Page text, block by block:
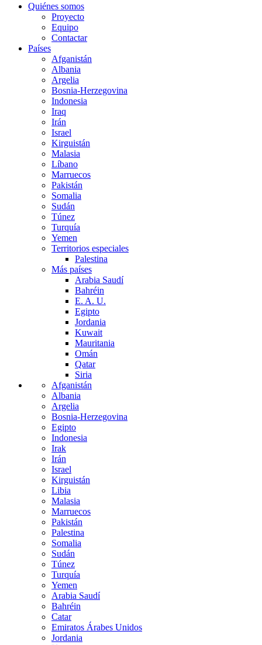
Quiénes somos
Proyecto
Equipo
Contactar
Países
Afganistán
Albania
Argelia
Bosnia-Herzegovina
Indonesia
Iraq
Irán
Israel
Kirguistán
Malasia
Líbano
Marruecos
Pakistán
Somalia
Sudán
Túnez
Turquía
Yemen
Territorios especiales
Palestina
Más países
Arabia Saudí
Bahréin
E. A. U.
Egipto
Jordania
Kuwait
Mauritania
Omán
Qatar
Siria
Afganistán
Albania
Argelia
Bosnia-Herzegovina
Egipto
Indonesia
Irak
Irán
Israel
Kirguistán
Libia
Malasia
Marruecos
Pakistán
Palestina
Somalia
Sudán
Túnez
Turquía
Yemen
Arabia Saudí
Bahréin
Catar
Emiratos Árabes Unidos
Jordania